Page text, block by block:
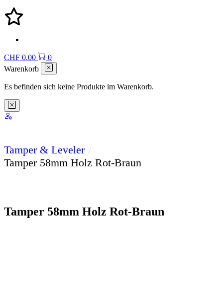
CHF 0.00
0
Warenkorb
Es befinden sich keine Produkte im Warenkorb.
Tamper & Leveler
Tamper 58mm Holz Rot-Braun
Tamper 58mm Holz Rot-Braun